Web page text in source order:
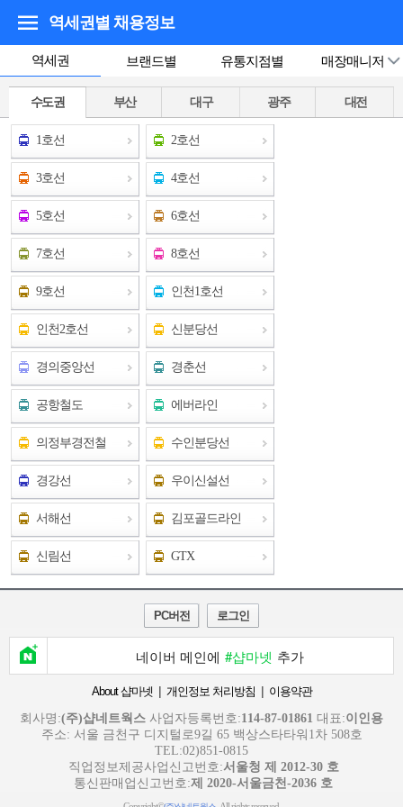
역세권별 채용정보
역세권 브랜드별 유통지점별 매장매니저
수도권 부산 대구 광주 대전
1호선 2호선
3호선 4호선
5호선 6호선
7호선 8호선
9호선 인천1호선
인천2호선 신분당선
경의중앙선 경춘선
공항철도 에버라인
의정부경전철 수인분당선
경강선 우이신설선
서해선 김포골드라인
신림선 GTX
PC버전 로그인
네이버 메인에 #샵마넷 추가
About 샵마넷 | 개인정보 처리방침 | 이용약관
회사명:(주)샵네트웍스 사업자등록번호:114-87-01861 대표:이인용
주소: 서울 금천구 디지털로9길 65 백상스타타워1차 508호
TEL:02)851-0815
직업정보제공사업신고번호:서울청 제 2012-30 호
통신판매업신고번호:제 2020-서울금천-2036 호